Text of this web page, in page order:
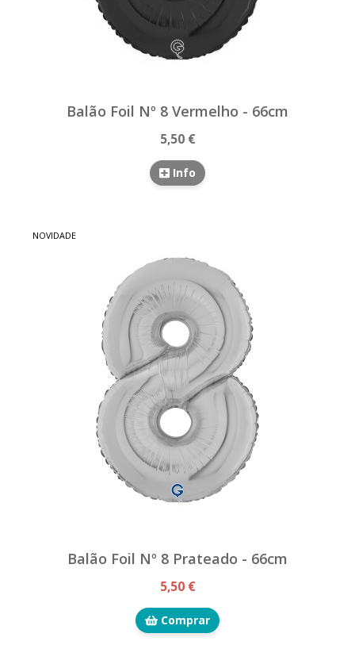
Balão Foil Nº 8 Vermelho - 66cm
5,50 €
Info
NOVIDADE
Balão Foil Nº 8 Prateado - 66cm
5,50 €
Comprar